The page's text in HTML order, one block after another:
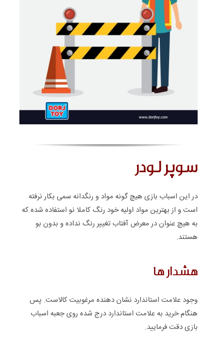
سوپر لودر
در این اسباب بازی هیچ گونه مواد و رنگدانه سمی بکار نرفته
است و از بهترین مواد اولیه خود رنگ کاملا نو استفاده شده که
به هیچ عنوان در معرض آفتاب تغییر رنگ نداده و بدون بو
هستند.
هشدار ها
وجود علامت استاندارد نشان دهنده مرغوبیت کالاست. پس
هنگام خرید به علامت استاندارد درج شده روی جعبه اسباب
بازی دقت فرمایید.